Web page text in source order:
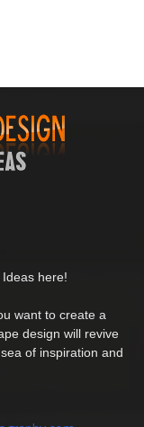
here!
want to create a
design will revive
of inspiration and